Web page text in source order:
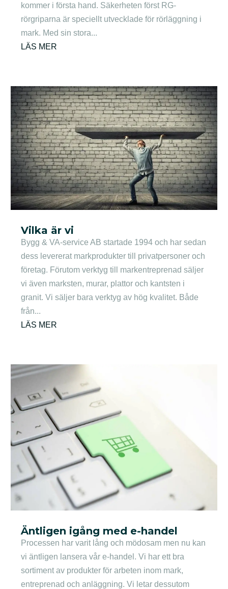
kommer i första hand. Säkerheten först RG-
rörgriparna är speciellt utvecklade för rörläggning i
mark. Med sin stora...
LÄS MER
Vilka är vi
Bygg & VA-service AB startade 1994 och har sedan
dess levererat markprodukter till privatpersoner och
företag. Förutom verktyg till markentreprenad säljer
vi även marksten, murar, plattor och kantsten i
granit. Vi säljer bara verktyg av hög kvalitet. Både
från...
LÄS MER
Äntligen igång med e-handel
Processen har varit lång och mödosam men nu kan
vi äntligen lansera vår e-handel. Vi har ett bra
sortiment av produkter för arbeten inom mark,
entreprenad och anläggning. Vi letar dessutom